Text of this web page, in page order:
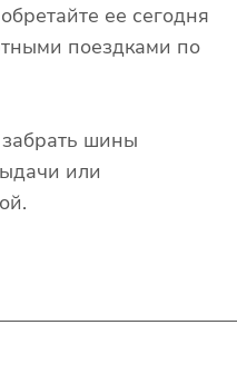
ее сегодня
поездками по
шины
или